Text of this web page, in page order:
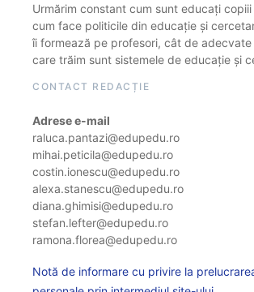
Urmărim constant cum sunt educați
cum face politicile din educație și
îi formează pe profesori, cât de adecvate
care trăim sunt sistemele de educație și
CONTACT REDACȚIE
Adrese e-mail
raluca.pantazi@edupedu.ro
mihai.peticila@edupedu.ro
costin.ionescu@edupedu.ro
alexa.stanescu@edupedu.ro
diana.ghimisi@edupedu.ro
stefan.lefter@edupedu.ro
ramona.florea@edupedu.ro
Notă de informare cu privire la